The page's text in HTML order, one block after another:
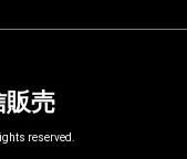
販売
reserved.